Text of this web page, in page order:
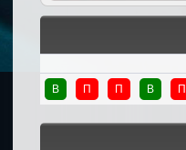
В П П В П